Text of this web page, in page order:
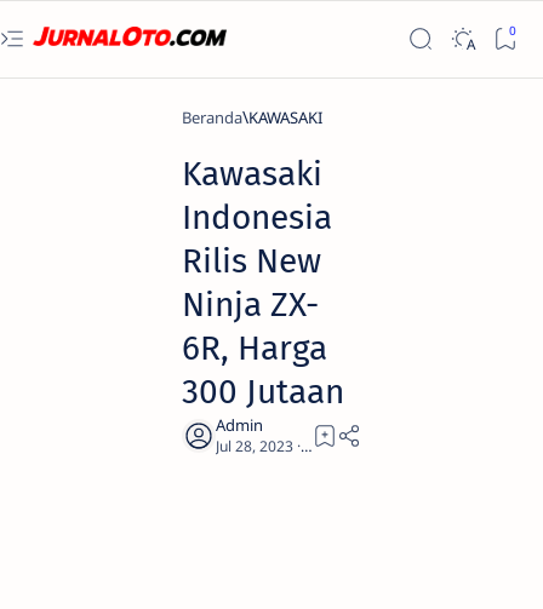
Beranda KAWASAKI
Kawasaki
Indonesia
Rilis New
Ninja ZX-
6R, Harga
300 Jutaan
1